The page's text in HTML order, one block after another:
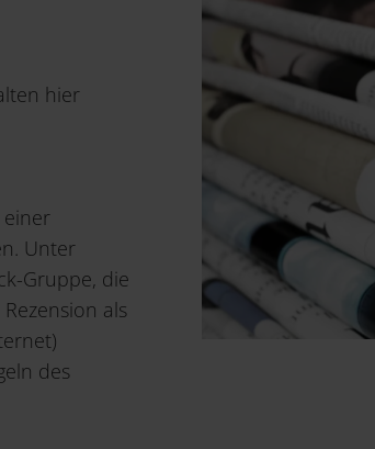
hier
einer
Unter
Gruppe, die
als
des